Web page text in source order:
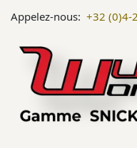
Appelez-nous: +32 (0)4-